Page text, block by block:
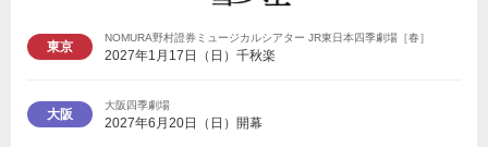
東京
NOMURA野村證券ミュージカルシアター JR東日本四季劇場［春］
2027年1月17日（日）千秋楽
大阪
大阪四季劇場
2027年6月20日（日）開幕